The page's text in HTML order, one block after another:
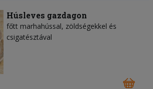
Húsleves gazdagon
főtt marhahússal, zöldségekkel és
csigatésztával